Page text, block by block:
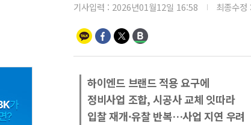
기사입력 : 2026년01월12일 16:58 최종수정 :
하이엔드 브랜드 적용 요구에
정비사업 조합, 시공사 교체 잇따라
입찰 재개·유찰 반복…사업 지연 우려